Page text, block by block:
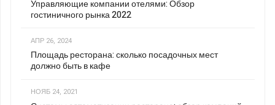
Управляющие компании отелями: Обзор
гостиничного рынка 2022
АПР 26, 2024
Площадь ресторана: сколько посадочных мест
должно быть в кафе
НОЯБ 24, 2021